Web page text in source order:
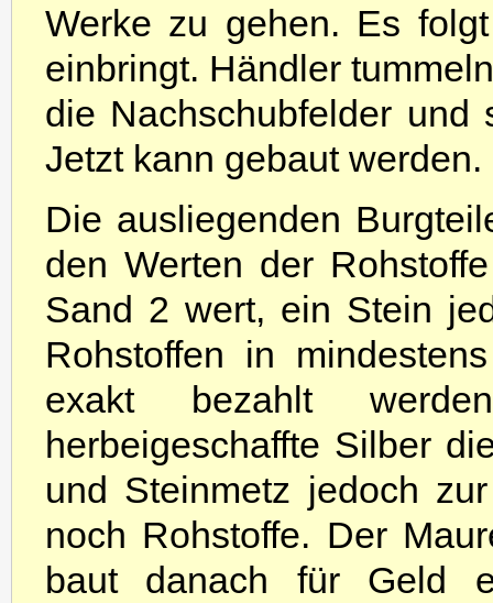
Werke zu gehen. Es
einbringt. Händler
die Nachschubfelder und
Jetzt kann gebaut werden.
Die ausliegenden
den Werten der
Sand 2 wert, ein Stein
Rohstoffen in
exakt bezahlt
herbeigeschaffte Silber
und Steinmetz jedoch
noch Rohstoffe. Der
baut danach für Geld